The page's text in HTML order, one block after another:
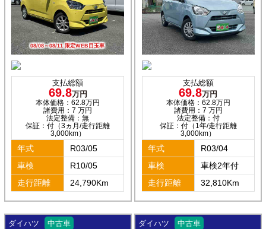
08/08～08/11 限定WEB目玉車
支払総額
69.8万円
本体価格：62.8万円
諸費用：7 万円
法定整備：無
保証：付（3ヵ月/走行距離
3,000km）
年式
R03/05
車検
R10/05
走行距離
24,790Km
支払総額
69.8万円
本体価格：62.8万円
諸費用：7 万円
法定整備：付
保証：付（1年/走行距離
3,000km）
年式
R03/04
車検
車検2年付
走行距離
32,810Km
ダイハツ 中古車 ダイハツ 中古車